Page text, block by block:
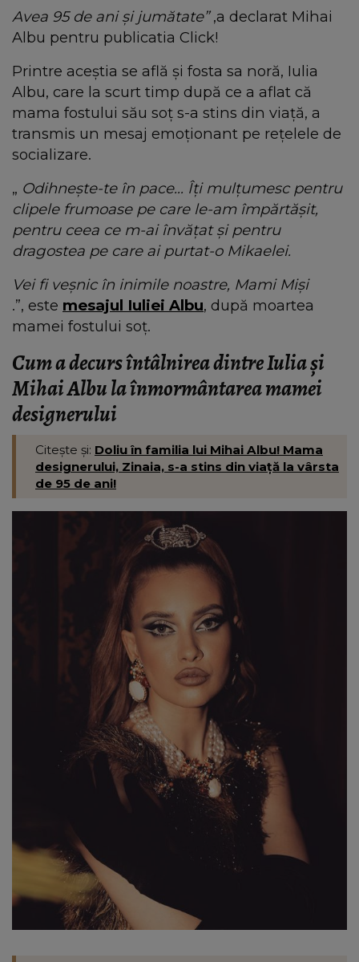
Avea 95 de ani și jumătate”,a declarat Mihai
Albu pentru publicatia Click!
Printre aceștia se află și fosta sa noră, Iulia
Albu, care la scurt timp după ce a aflat că
mama fostului său soț s-a stins din viață, a
transmis un mesaj emoționant pe rețelele de
socializare.
„ Odihnește-te în pace… Îți mulțumesc pentru
clipele frumoase pe care le-am împărtășit,
pentru ceea ce m-ai învățat și pentru
dragostea pe care ai purtat-o Mikaelei.
Vei fi veșnic în inimile noastre, Mami Miși
.”, este mesajul Iuliei Albu, după moartea
mamei fostului soț.
Cum a decurs întâlnirea dintre Iulia și
Mihai Albu la înmormântarea mamei
designerului
Citește și: Doliu în familia lui Mihai Albu! Mama
designerului, Zinaia, s-a stins din viață la vârsta
de 95 de ani!